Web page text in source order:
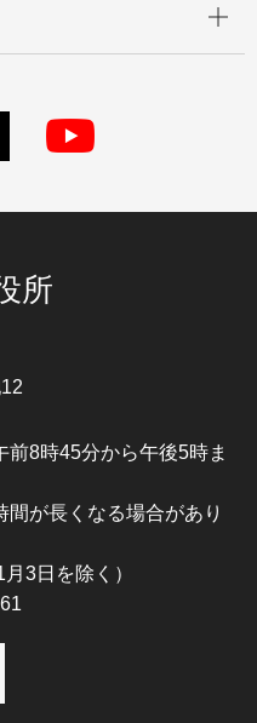
所
前8時45分から午後5時ま
が長くなる場合があり
3日を除く）